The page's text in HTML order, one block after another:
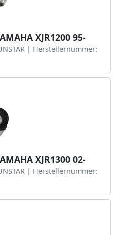
XJR1200 95-
| Herstellernummer:
XJR1300 02-
| Herstellernummer: